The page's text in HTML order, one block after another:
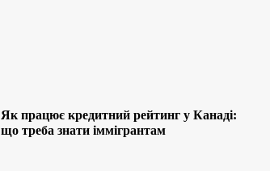
Як працює кредитний рейтинг у Канаді:
що треба знати іммігрантам